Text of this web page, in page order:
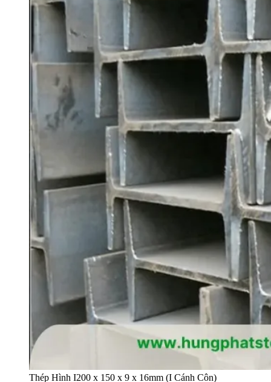
Thép Hình I200 x 150 x 9 x 16mm (I Cánh Côn)